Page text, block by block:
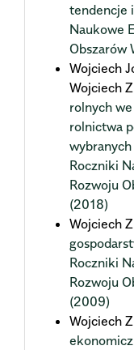
tendencje
Naukowe
Obszarów
Wojciech
Wojciech
rolnych
rolnictwa
Roczniki
Rozwoju
(2018)
Wojciech
Roczniki
Rozwoju
(2009)
Wojciech